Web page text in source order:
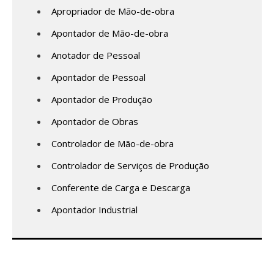
Apropriador de Mão-de-obra
Apontador de Mão-de-obra
Anotador de Pessoal
Apontador de Pessoal
Apontador de Produção
Apontador de Obras
Controlador de Mão-de-obra
Controlador de Serviços de Produção
Conferente de Carga e Descarga
Apontador Industrial